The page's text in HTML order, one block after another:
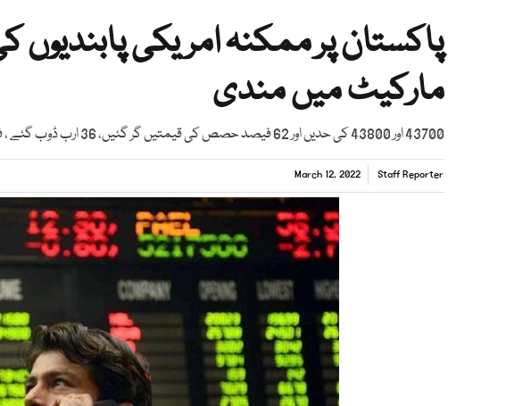
پاکستان پر ممکنہ امریکی
مارکیٹ میں مندی
43700 اور 43800 کی حدیں اور 62 فیصد حصص کی قیمتیں گر گئیں، 36 ارب ڈوب گئے ، فی تولہ سونا مزید 450 روپے سستا
Staff Reporter
March 12, 2022